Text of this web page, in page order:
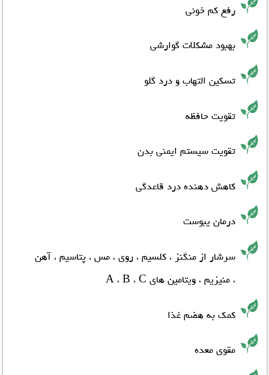
رفع کم خونی
بهبود مشکلات گوارشی
تسکین التهاب و درد گلو
تقویت حافظه
تقویت سیستم ایمنی بدن
کاهش دهنده درد قاعدگی
درمان یبوست
سرشار از منگنز ، کلسیم ، روی ، مس ، پتاسیم ، آهن
، منیزیم ، ویتامین های A ، B ، C
کمک به هضم غذا
مقوی معده